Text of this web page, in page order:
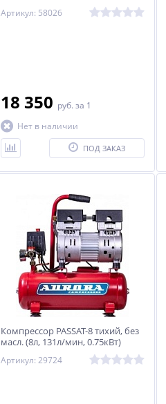
Вт, 165 л/мин, ресивер 24 л Denzel
Артикул: 58026
18 350 руб. за 1
Нет в наличии
ПОД ЗАКАЗ
Компрессор PASSAT-8 тихий, без
масл. (8л, 131л/мин, 0.75кВт)
Артикул: 29724